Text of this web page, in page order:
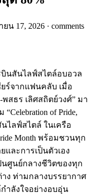
น 17, 2026 · comments
บินสันไลฟ์สไตล์อบอวล
ร์จากแฟนคลับ เมื่อ
สธร เลิศสถิตย์วงศ์” มา
of Pride,
ไลฟ์สไตล์ ในเครือ
Month พร้อมชวนทุก
ละการเป็นตัวเอง
นศูนย์กลางชีวิตของทุก
ง ท่ามกลางบรรยากาศ
ำลังใจอย่างอบอุ่น